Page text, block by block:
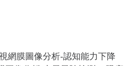
網膜圖像分析-認知能力下降